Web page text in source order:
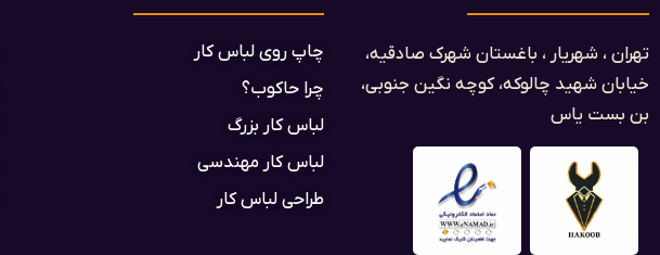
تهران ، شهریار ، باغستان شهرک صادقیه،
خیابان شهید چالوکه، کوچه نگین جنوبی،
بن بست یاس​
چاپ روی لباس کار
چرا حاکوب؟
لباس کار بزرگ
لباس کار مهندسی
طراحی لباس کار